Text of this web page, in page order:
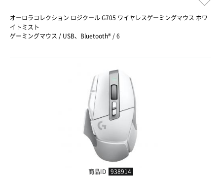
オーロラコレクション ロジクール G705 ワイヤレスゲーミングマウス ホワ
イトミスト
ゲーミングマウス / USB、Bluetooth® / 6
商品ID 938914